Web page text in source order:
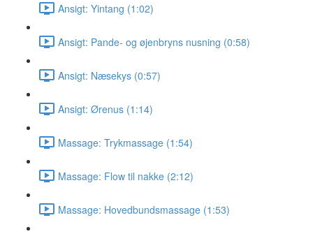
Ansigt: Yintang (1:02)
Ansigt: Pande- og øjenbryns nusning (0:58)
Ansigt: Næsekys (0:57)
Ansigt: Ørenus (1:14)
Massage: Trykmassage (1:54)
Massage: Flow til nakke (2:12)
Massage: Hovedbundsmassage (1:53)